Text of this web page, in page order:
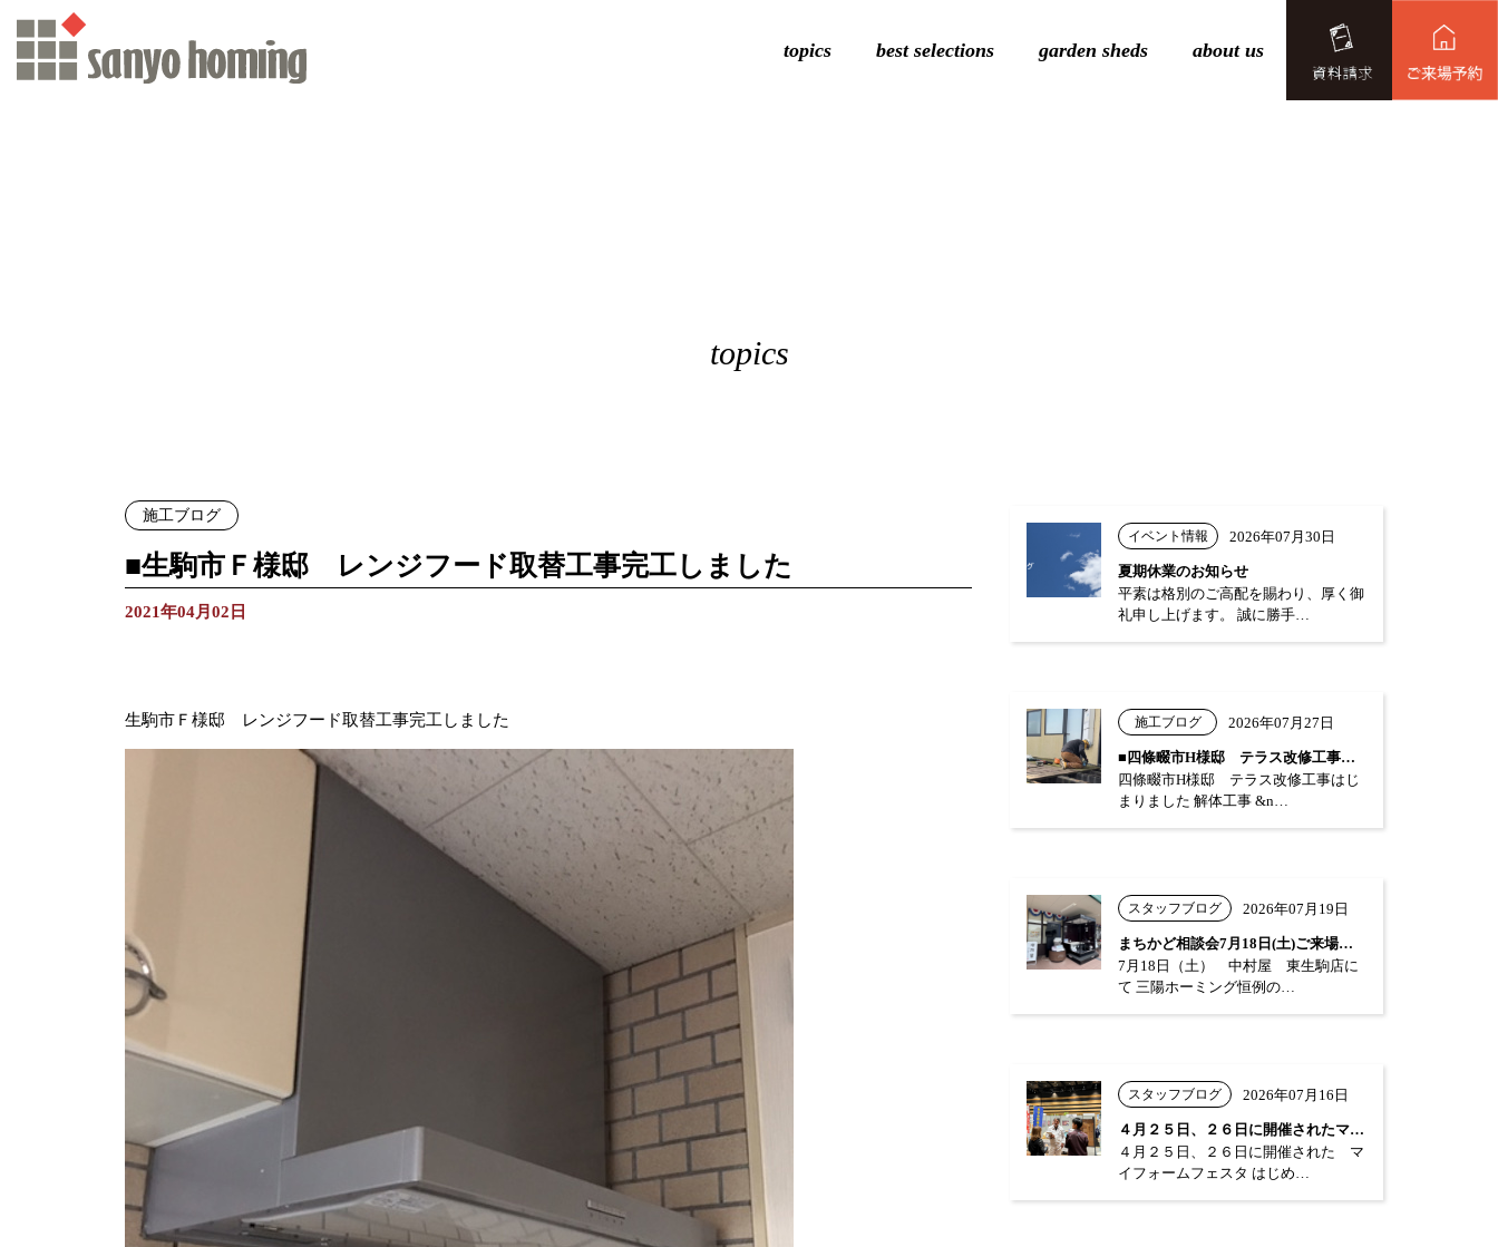
topics best selections garden sheds about us
topics
施工ブログ
■生駒市Ｆ様邸 レンジフード取替工事完工しました
2021年04月02日
生駒市Ｆ様邸 レンジフード取替工事完工しました
イベント情報 2026年07月30日
夏期休業のお知らせ
平素は格別のご高配を賜わり、厚く御
礼申し上げます。 誠に勝手…
施工ブログ 2026年07月27日
■四條畷市H様邸 テラス改修工事はじまり…
四條畷市H様邸 テラス改修工事はじ
まりました 解体工事 &n…
スタッフブログ 2026年07月19日
まちかど相談会7月18日(土)ご来場あり…
7月18日（土） 中村屋 東生駒店に
て 三陽ホーミング恒例の…
スタッフブログ 2026年07月16日
４月２５日、２６日に開催されたマイフォー…
４月２５日、２６日に開催された マ
イフォームフェスタ はじめ…